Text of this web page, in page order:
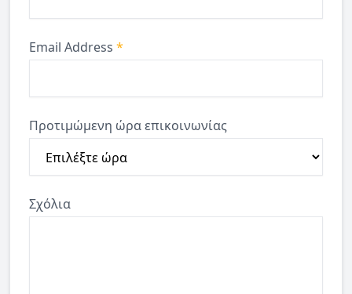
Email Address *
Προτιμώμενη ώρα επικοινωνίας
Σχόλια